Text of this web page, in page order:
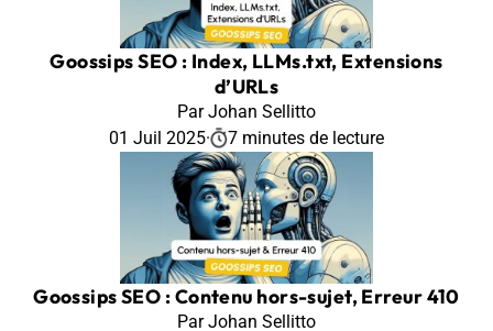
Goossips SEO : Index, LLMs.txt, Extensions
d’URLs
Par Johan Sellitto
01 Juil 2025· 7 minutes de lecture
Goossips SEO : Contenu hors-sujet, Erreur 410
Par Johan Sellitto